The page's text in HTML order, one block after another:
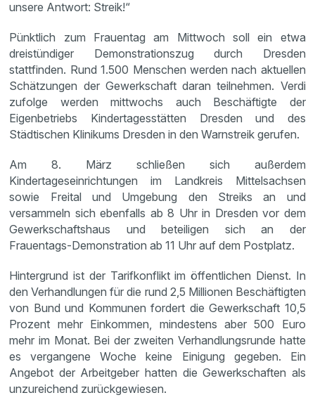
unsere Antwort: Streik!“
Pünktlich zum Frauentag am Mittwoch soll ein etwa
dreistündiger Demonstrationszug durch Dresden
stattfinden. Rund 1.500 Menschen werden nach aktuellen
Schätzungen der Gewerkschaft daran teilnehmen. Verdi
zufolge werden mittwochs auch Beschäftigte der
Eigenbetriebs Kindertagesstätten Dresden und des
Städtischen Klinikums Dresden in den Warnstreik gerufen.
Am 8. März schließen sich außerdem
Kindertageseinrichtungen im Landkreis Mittelsachsen
sowie Freital und Umgebung den Streiks an und
versammeln sich ebenfalls ab 8 Uhr in Dresden vor dem
Gewerkschaftshaus und beteiligen sich an der
Frauentags-Demonstration ab 11 Uhr auf dem Postplatz.
Hintergrund ist der Tarifkonflikt im öffentlichen Dienst. In
den Verhandlungen für die rund 2,5 Millionen Beschäftigten
von Bund und Kommunen fordert die Gewerkschaft 10,5
Prozent mehr Einkommen, mindestens aber 500 Euro
mehr im Monat. Bei der zweiten Verhandlungsrunde hatte
es vergangene Woche keine Einigung gegeben. Ein
Angebot der Arbeitgeber hatten die Gewerkschaften als
unzureichend zurückgewiesen.